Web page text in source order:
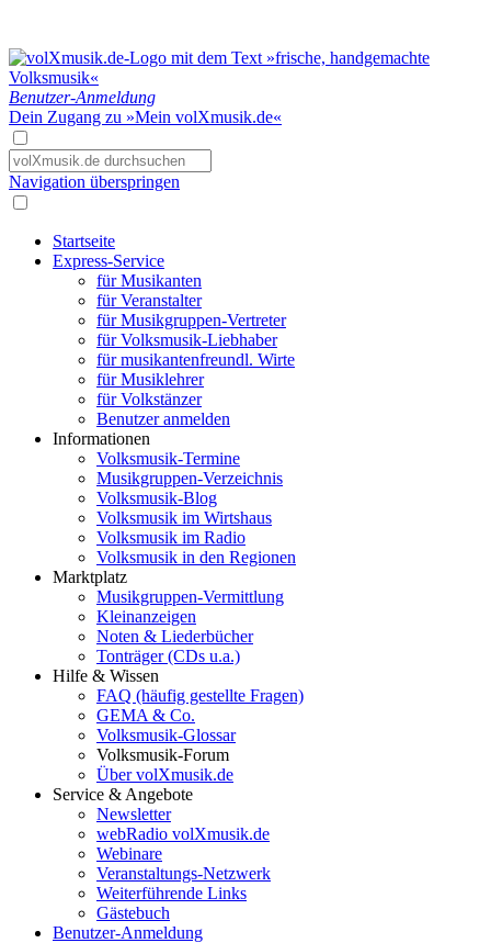
Benutzer-Anmeldung
Dein Zugang zu »Mein volXmusik.de«
Navigation überspringen
Startseite
Express-Service
für Musikanten
für Veranstalter
für Musikgruppen-Vertreter
für Volksmusik-Liebhaber
für musikantenfreundl. Wirte
für Musiklehrer
für Volkstänzer
Benutzer anmelden
Informationen
Volksmusik-Termine
Musikgruppen-Verzeichnis
Volksmusik-Blog
Volksmusik im Wirtshaus
Volksmusik im Radio
Volksmusik in den Regionen
Marktplatz
Musikgruppen-Vermittlung
Kleinanzeigen
Noten & Liederbücher
Tonträger (CDs u.a.)
Hilfe & Wissen
FAQ (häufig gestellte Fragen)
GEMA & Co.
Volksmusik-Glossar
Volksmusik-Forum
Über volXmusik.de
Service & Angebote
Newsletter
webRadio volXmusik.de
Webinare
Veranstaltungs-Netzwerk
Weiterführende Links
Gästebuch
Benutzer-Anmeldung